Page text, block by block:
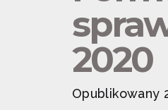
2020
Opublikowany